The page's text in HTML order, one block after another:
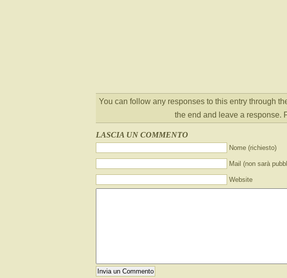
You can follow any responses to this entry through
the end and leave a response.
LASCIA UN COMMENTO
Nome (richiesto)
Mail (non sarà
Website